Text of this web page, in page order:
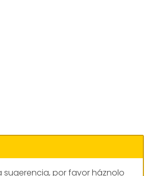
sugerencia, por favor háznolo